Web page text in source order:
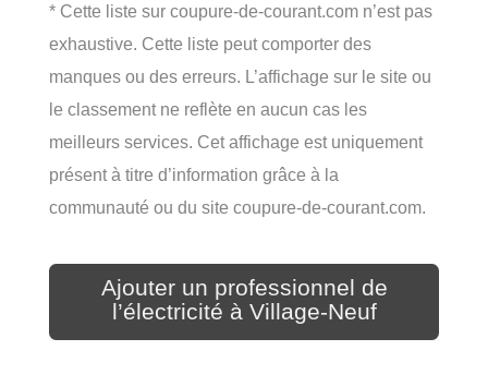
* Cette liste sur coupure-de-courant.com n’est pas
exhaustive. Cette liste peut comporter des
manques ou des erreurs. L’affichage sur le site ou
le classement ne reflète en aucun cas les
meilleurs services. Cet affichage est uniquement
présent à titre d’information grâce à la
communauté ou du site coupure-de-courant.com.
Ajouter un professionnel de
l’électricité à Village-Neuf